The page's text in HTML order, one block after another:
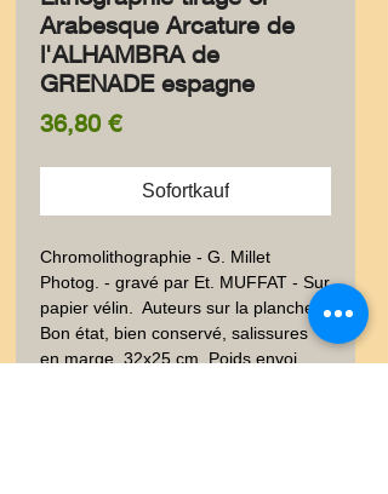
Arabesque Arcature de
l'ALHAMBRA de
GRENADE espagne
36,80 €Preis
Sofortkauf
Chromolithographie - G. Millet
Photog. - gravé par Et. MUFFAT - Sur
papier vélin.  Auteurs sur la planche.
Bon état, bien conservé, salissures
en marge. 32x25 cm. Poids envoi